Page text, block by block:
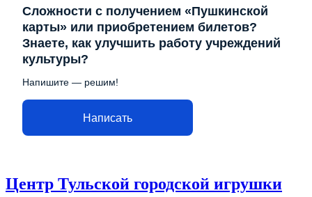
Сложности с получением «Пушкинской
карты» или приобретением билетов?
Знаете, как улучшить работу учреждений
культуры?
Напишите — решим!
Написать
Центр Тульской городской игрушки